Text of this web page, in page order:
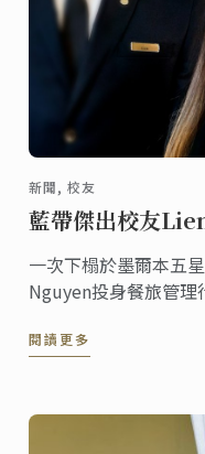
新聞, 校友
藍帶傑出校友
一次下榻於墨爾本五
Nguyen投身餐旅管理
人員臉上都掛著令人難
閱讀更多